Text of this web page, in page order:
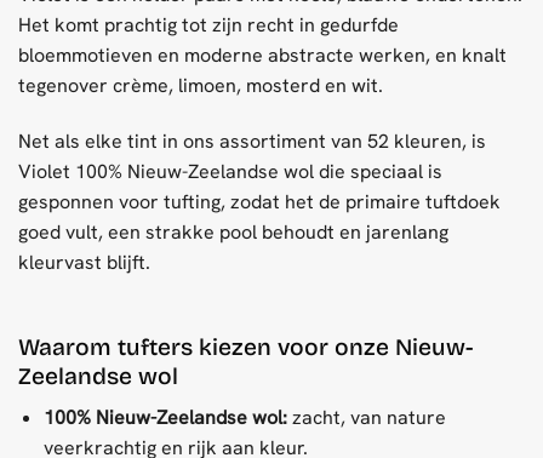
Het komt prachtig tot zijn recht in gedurfde
bloemmotieven en moderne abstracte werken, en knalt
tegenover crème, limoen, mosterd en wit.
Net als elke tint in ons assortiment van 52 kleuren, is
Violet 100% Nieuw-Zeelandse wol die speciaal is
gesponnen voor tufting, zodat het de primaire tuftdoek
goed vult, een strakke pool behoudt en jarenlang
kleurvast blijft.
Waarom tufters kiezen voor onze Nieuw-
Zeelandse wol
100% Nieuw-Zeelandse wol:zacht, van nature
veerkrachtig en rijk aan kleur.